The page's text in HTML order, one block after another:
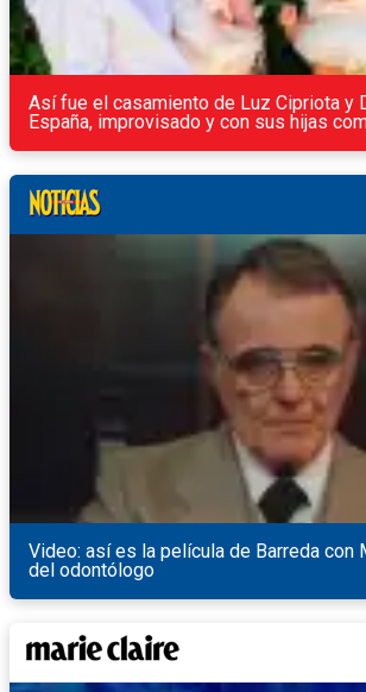
Así fue el casamiento de Luz Cipriota y
España, improvisado y con sus hijas
Video: así es la película de Barreda con
del odontólogo